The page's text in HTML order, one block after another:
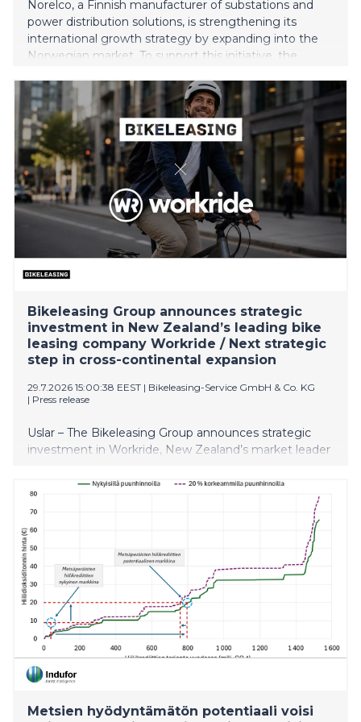
Norelco, a Finnish manufacturer of substations and
power distribution solutions, is strengthening its
international growth strategy by expanding into the
Norwegian market. To support this initiative, the
energy industry professional Geir Elsebutangen to
lead the establishment and development of its
business operations in Norway.
Bikeleasing Group announces strategic
investment in New Zealand’s leading bike
leasing company Workride / Next strategic
step in cross-continental expansion
29.7.2026 15:00:38 EEST | Bikeleasing-Service GmbH & Co. KG
| Press release
Uslar – The Bikeleasing Group announces strategic
investment in Workride, New Zealand’s market leader
Around 2,000 New Zealand employers already use
Workride’s offering. The investment extends the
Bikeleasing Group’s international presence and marks
its next cross-continental step in its growth trajectory.
Metsien hyödyntämätön potentiaali voisi